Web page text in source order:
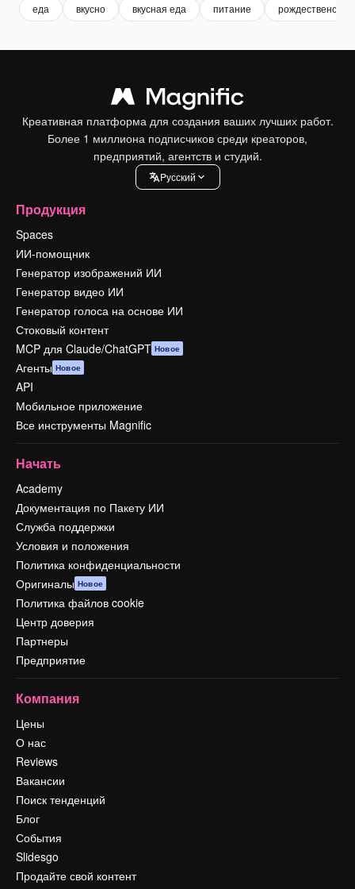
еда вкусно вкусная еда питание
Креативная платформа для создания ваших лучших работ.
Более 1 миллиона подписчиков среди креаторов,
предприятий, агентств и студий.
Pусский
Продукция
Spaces
ИИ-помощник
Генератор изображений ИИ
Генератор видео ИИ
Генератор голоса на основе ИИ
Стоковый контент
MCP для Claude/ChatGPT Новое
Агенты Новое
API
Мобильное приложение
Все инструменты Magnific
Начать
Academy
Документация по Пакету ИИ
Служба поддержки
Условия и положения
Политика конфиденциальности
Оригиналы Новое
Политика файлов cookie
Центр доверия
Партнеры
Предприятие
Компания
Цены
О нас
Reviews
Вакансии
Поиск тенденций
Блог
События
Slidesgo
Продайте свой контент